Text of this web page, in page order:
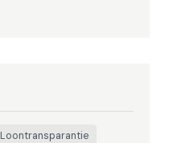
Loontransparantie